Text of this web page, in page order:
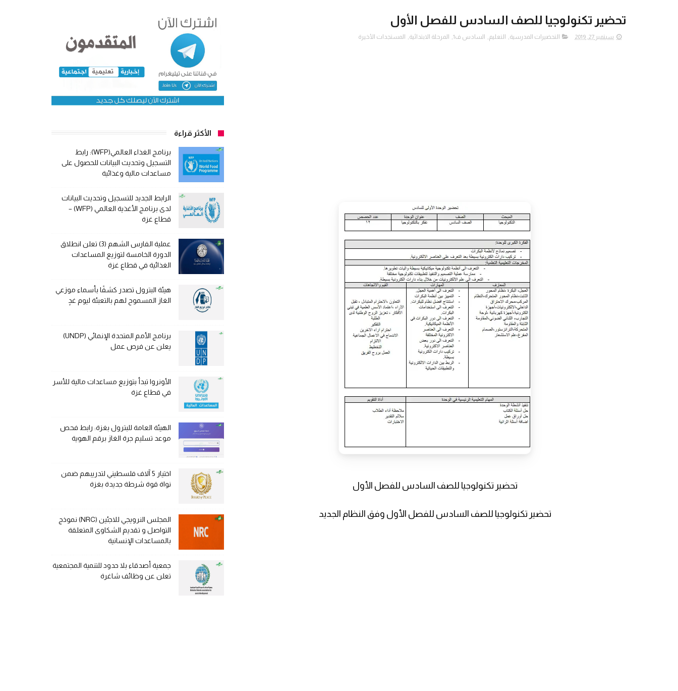
تحضير تكنولوجيا للصف السادس للفصل الأول
سبتمبر 27, 2019 التحضيرات المدرسية, التعليم, السادس ف1 , المرحلة الابتدائية, المستجدات الأخيرة
تحضير تكنولوجيا للصف السادس للفصل الأول
تحضير تكنولوجيا للصف السادس للفصل الأول وفق النظام الجديد
الأكثر قراءة
برنامج الغذاء العالمي(WFP): رابط
التسجيل وتحديث البيانات للحصول على
مساعدات مالية وغذائية
الرابط الجديد للتسجيل وتحديث البيانات
لدى برنامج الأغذية العالمي (WFP) –
قطاع غزة
عملية الفارس الشهم (3) تعلن انطلاق
الدورة الخامسة لتوزيع المساعدات
الغذائية في قطاع غزة
هيئة البترول تصدر كشفًا بأسماء موزعي
الغاز المسموح لهم بالتعبئة ليوم غدٍ
برنامج الأمم المتحدة الإنمائي (UNDP)
يعلن عن فرص عمل
الأونروا تبدأ بتوزيع مساعدات مالية للأسر
في قطاع غزة
الهيئة العامة للبترول بغزة: رابط فحص
موعد تسليم جرة الغاز برقم الهوية
اختيار 5 آلاف فلسطيني لتدريبهم ضمن
نواة قوة شرطة جديدة بغزة
المجلس النرويجي للاجئين (NRC) نموذج
التواصل و تقديم الشكاوى المتعلقة
بالمساعدات الإنسانية
جمعية أصدقاء بلا حدود للتنمية المجتمعية
تعلن عن وظائف شاغرة